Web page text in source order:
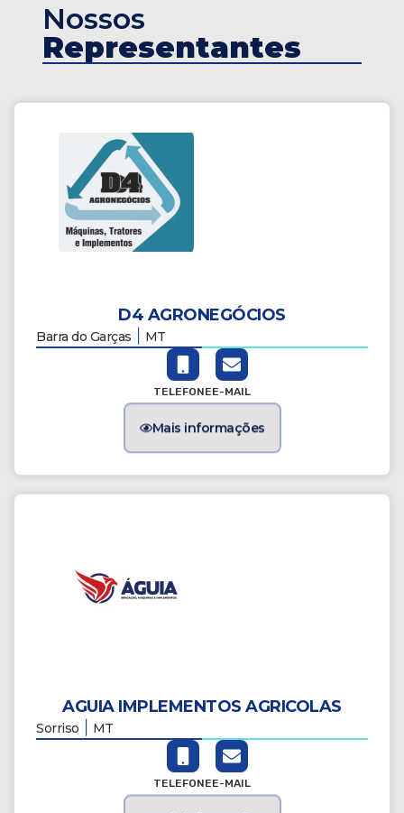
Nossos
Representantes
D4 AGRONEGÓCIOS
Barra do Garças MT
TELEFONEE-MAIL
Mais informações
AGUIA IMPLEMENTOS AGRICOLAS
Sorriso MT
TELEFONEE-MAIL